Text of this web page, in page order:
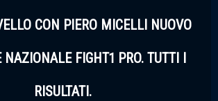
CON PIERO MICELLI NUOVO
NAZIONALE FIGHT1 PRO. TUTTI I
RISULTATI.